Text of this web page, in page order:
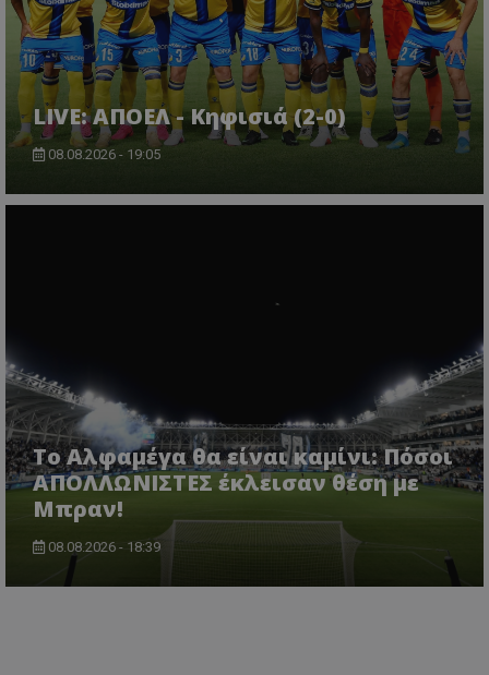
LIVE: ΑΠΟΕΛ - Κηφισιά (2-0)
08.08.2026 - 19:05
Το Αλφαμέγα θα είναι καμίνι: Πόσοι
ΑΠΟΛΛΩΝΙΣΤΕΣ έκλεισαν θέση με
Μπραν!
08.08.2026 - 18:39